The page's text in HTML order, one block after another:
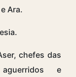
Ara.
chefes das
e